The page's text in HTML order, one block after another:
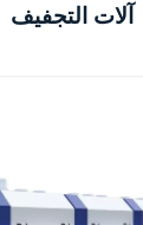
آلات التجفيف